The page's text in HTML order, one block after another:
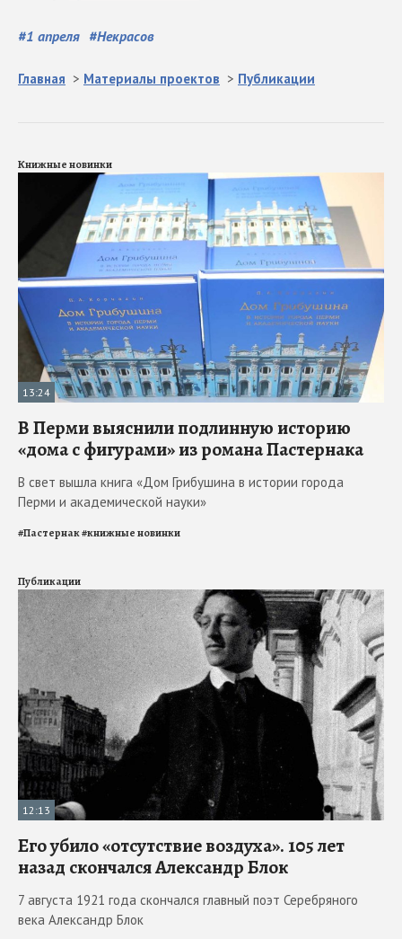
#1 апреля #Некрасов
Главная > Материалы проектов > Публикации
Книжные новинки
13:24
В Перми выяснили подлинную историю
«дома с фигурами» из романа Пастернака
В свет вышла книга «Дом Грибушина в истории города
Перми и академической науки»
#Пастернак#книжные новинки
Публикации
12:13
Его убило «отсутствие воздуха». 105 лет
назад скончался Александр Блок
7 августа 1921 года скончался главный поэт Серебряного
века Александр Блок